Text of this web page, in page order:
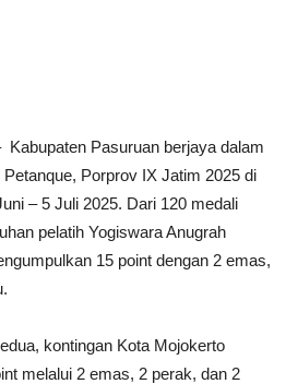
Pasuruan berjaya dalam
Porprov IX Jatim 2025 di
– 5 Juli 2025. Dari 120 medali
pelatih Yogiswara Anugrah
15 point dengan 2 emas,
kontingan Kota Mojokerto
melalui 2 emas, 2 perak, dan 2